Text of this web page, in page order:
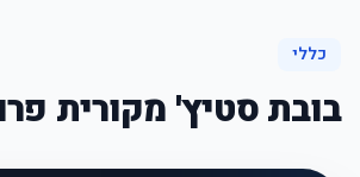
כללי
בובת סטיץ' מקורית